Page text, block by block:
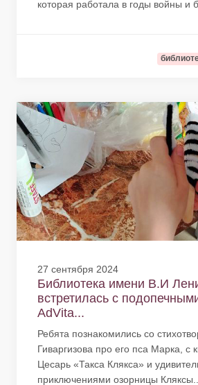
которая работала в годы войны и
27 сентября 2024
Библиотека имени В.И
встретилась с
AdVita...
Ребята познакомились со
Гиваргизова про его пса Марка, с
Цесарь «Такса Клякса» и
приключениями озорницы Кляксы...